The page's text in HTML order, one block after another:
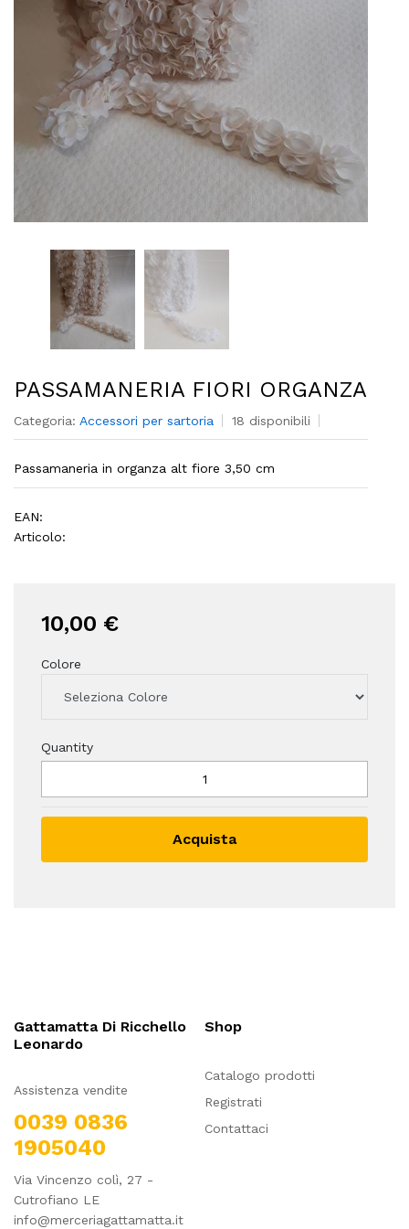
PASSAMANERIA FIORI ORGANZA
Categoria: Accessori per sartoria 18 disponibili
Passamaneria in organza alt fiore 3,50 cm
EAN:
Articolo:
10,00 €
Colore
Quantity
Acquista
Gattamatta Di Ricchello
Leonardo
Assistenza vendite
0039 0836
1905040
Via Vincenzo colì, 27 -
Cutrofiano LE
info@merceriagattamatta.it
Shop
Catalogo prodotti
Registrati
Contattaci